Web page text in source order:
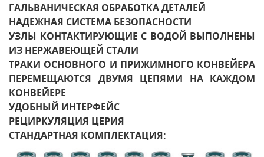
ГАЛЬВАНИЧЕСКАЯ ОБРАБОТКА ДЕТАЛЕЙ
НАДЕЖНАЯ СИСТЕМА БЕЗОПАСНОСТИ
УЗЛЫ КОНТАКТИРУЮЩИЕ С ВОДОЙ ВЫПОЛНЕНЫ
ИЗ НЕРЖАВЕЮЩЕЙ СТАЛИ
ТРАКИ ОСНОВНОГО И ПРИЖИМНОГО КОНВЕЙЕРА
ПЕРЕМЕЩАЮТСЯ ДВУМЯ ЦЕПЯМИ НА КАЖДОМ
КОНВЕЙЕРЕ
УДОБНЫЙ ИНТЕРФЕЙС
РЕЦИРКУЛЯЦИЯ ЦЕРИЯ
СТАНДАРТНАЯ КОМПЛЕКТАЦИЯ: